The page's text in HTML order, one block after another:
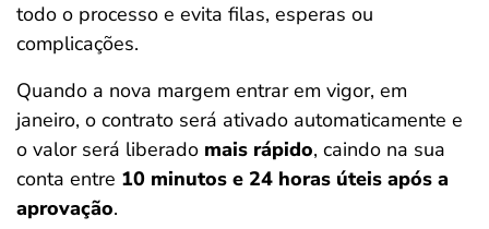
todo o processo e evita filas, esperas ou
complicações.
Quando a nova margem entrar em vigor, em
janeiro, o contrato será ativado automaticamente e
o valor será liberado mais rápido, caindo na sua
conta entre 10 minutos e 24 horas úteis após a
aprovação.